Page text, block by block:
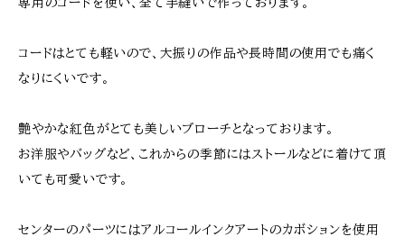
コードはとても軽いので、大振りの作品や長時間の使用でも痛く
なりにくいです。
艶やかな紅色がとても美しいブローチとなっております。
お洋服やバッグなど、これからの季節にはストールなどに着けて頂
いても可愛いです。
センターのパーツにはアルコールインクアートのカボションを使用